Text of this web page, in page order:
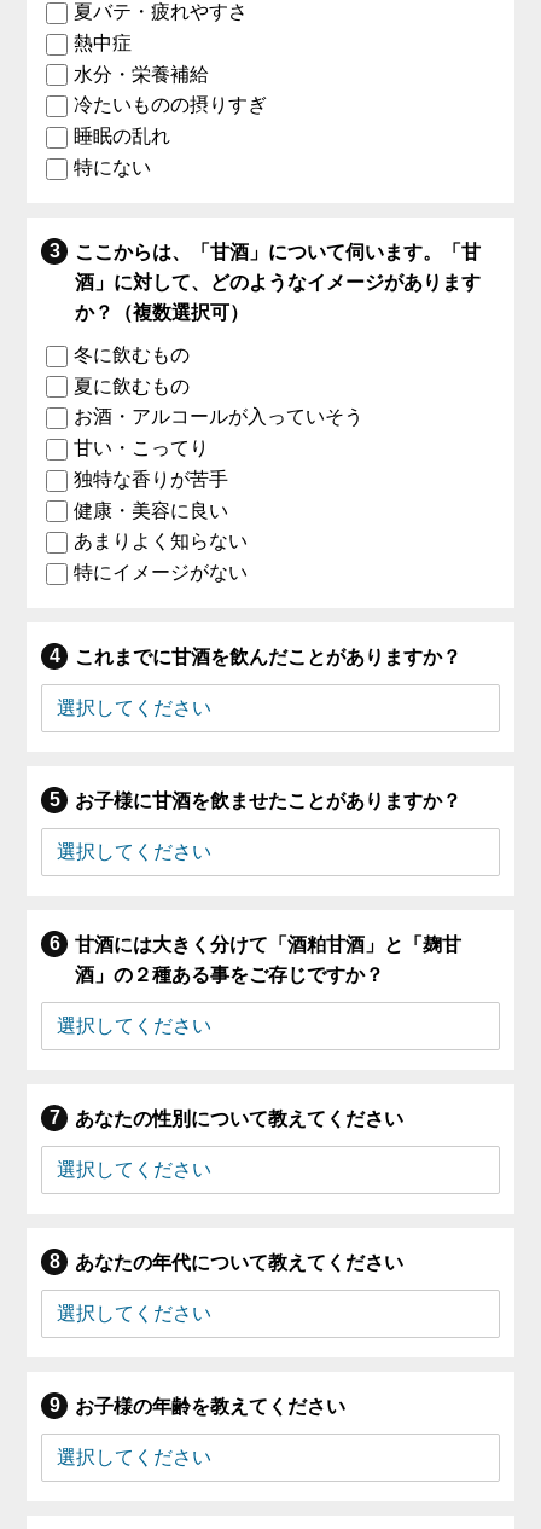
夏バテ・疲れやすさ
熱中症
水分・栄養補給
冷たいものの摂りすぎ
睡眠の乱れ
特にない
ここからは、「甘酒」について伺います。「甘
酒」に対して、どのようなイメージがあります
か？（複数選択可）
冬に飲むもの
夏に飲むもの
お酒・アルコールが入っていそう
甘い・こってり
独特な香りが苦手
健康・美容に良い
あまりよく知らない
特にイメージがない
これまでに甘酒を飲んだことがありますか？
お子様に甘酒を飲ませたことがありますか？
甘酒には大きく分けて「酒粕甘酒」と「麹甘
酒」の２種ある事をご存じですか？
あなたの性別について教えてください
あなたの年代について教えてください
お子様の年齢を教えてください